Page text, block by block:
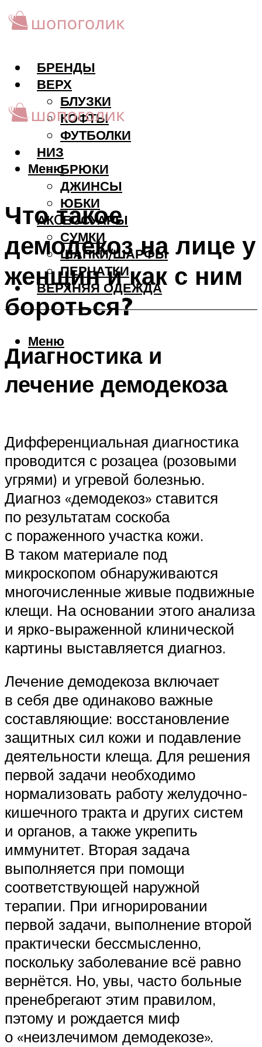
БРЕНДЫ
ВЕРХ
БЛУЗКИ
КОФТЫ
ФУТБОЛКИ
НИЗ
БРЮКИ
ДЖИНСЫ
ЮБКИ
АКCЕССУАРЫ
СУМКИ
ШАПКИ/ШАРФЫ
ПЕРЧАТКИ
ВЕРХНЯЯ ОДЕЖДА
Меню
Меню
Что такое
демодекоз на лице у
женщин и как с ним
бороться?
Диагностика и
лечение демодекоза
Дифференциальная диагностика
проводится с розацеа (розовыми
угрями) и угревой болезнью.
Диагноз «демодекоз» ставится
по результатам соскоба
с пораженного участка кожи.
В таком материале под
микроскопом обнаруживаются
многочисленные живые подвижные
клещи. На основании этого анализа
и ярко-выраженной клинической
картины выставляется диагноз.
Лечение демодекоза включает
в себя две одинаково важные
составляющие: восстановление
защитных сил кожи и подавление
деятельности клеща. Для решения
первой задачи необходимо
нормализовать работу желудочно-
кишечного тракта и других систем
и органов, а также укрепить
иммунитет. Вторая задача
выполняется при помощи
соответствующей наружной
терапии. При игнорировании
первой задачи, выполнение второй
практически бессмысленно,
поскольку заболевание всё равно
вернётся. Но, увы, часто больные
пренебрегают этим правилом,
пэтому и рождается миф
о «неизлечимом демодекозе».